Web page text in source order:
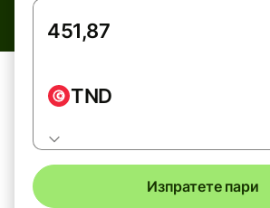
TND
Изпратете пари